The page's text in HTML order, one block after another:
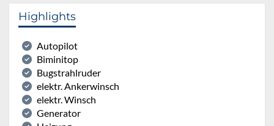
Highlights
Autopilot
Biminitop
Bugstrahlruder
elektr. Ankerwinsch
elektr. Winsch
Generator